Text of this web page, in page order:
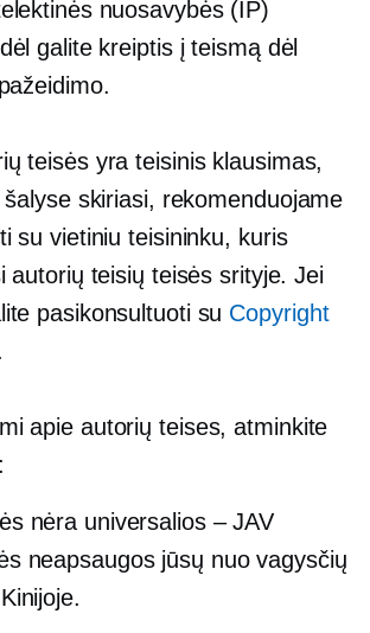
nuosavybės (IP)
galite kreiptis į teismą dėl
teisės yra teisinis klausimas,
šalyse skiriasi, rekomenduojame
su vietiniu teisininku, kuris
autorių teisių teisės srityje. Jei
pasikonsultuoti su Copyright
apie autorių teises, atminkite
nėra universalios – JAV
neapsaugos jūsų nuo vagysčių